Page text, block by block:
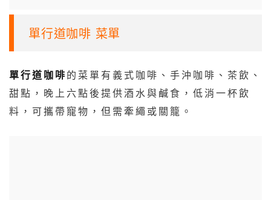
單行道咖啡 菜單
單行道咖啡 的菜單有義式咖啡、手沖咖啡、茶飲、
甜點，晚上六點後提供酒水與鹹食，低消一杯飲
料，可攜帶寵物，但需牽繩或關籠。